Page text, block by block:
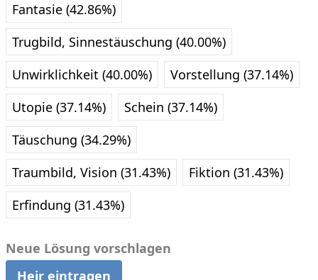
Fantasie (42.86%)
Trugbild, Sinnestäuschung (40.00%)
Unwirklichkeit (40.00%)
Vorstellung (37.14%)
Utopie (37.14%)
Schein (37.14%)
Täuschung (34.29%)
Traumbild, Vision (31.43%)
Fiktion (31.43%)
Erfindung (31.43%)
Neue Lösung vorschlagen
Heir eintragen